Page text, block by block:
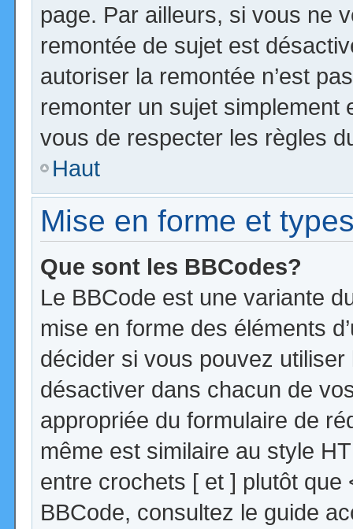
page. Par ailleurs, si vous ne
remontée de sujet est
autoriser la remontée n’est
remonter un sujet
vous de respecter les règles
Haut
Mise en forme et
Que sont les BBCodes?
Le BBCode est une variante
mise en forme des éléments
décider si vous pouvez
désactiver dans chacun de
appropriée du formulaire de
même est similaire au style
entre crochets [ et ] plutôt que
BBCode, consultez le guide